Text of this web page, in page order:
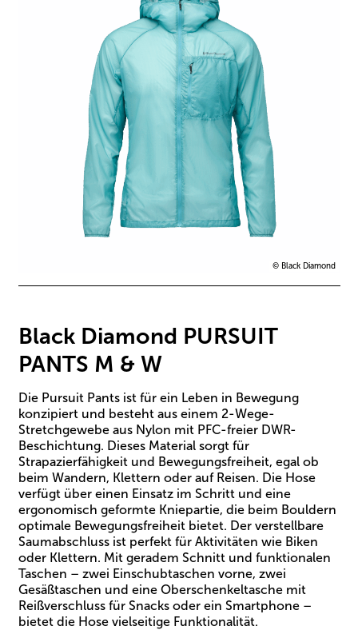
© Black Diamond
Black Diamond PURSUIT
PANTS M & W
Die Pursuit Pants ist für ein Leben in Bewegung
konzipiert und besteht aus einem 2-Wege-
Stretchgewebe aus Nylon mit PFC-freier DWR-
Beschichtung. Dieses Material sorgt für
Strapazierfähigkeit und Bewegungsfreiheit, egal ob
beim Wandern, Klettern oder auf Reisen. Die Hose
verfügt über einen Einsatz im Schritt und eine
ergonomisch geformte Kniepartie, die beim Bouldern
optimale Bewegungsfreiheit bietet. Der verstellbare
Saumabschluss ist perfekt für Aktivitäten wie Biken
oder Klettern. Mit geradem Schnitt und funktionalen
Taschen – zwei Einschubtaschen vorne, zwei
Gesäßtaschen und eine Oberschenkeltasche mit
Reißverschluss für Snacks oder ein Smartphone –
bietet die Hose vielseitige Funktionalität.